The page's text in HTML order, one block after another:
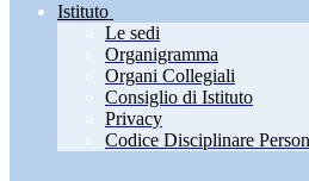
Istituto
Le sedi
Organigramma
Organi Collegiali
Consiglio di Istituto
Privacy
Codice Disciplinare